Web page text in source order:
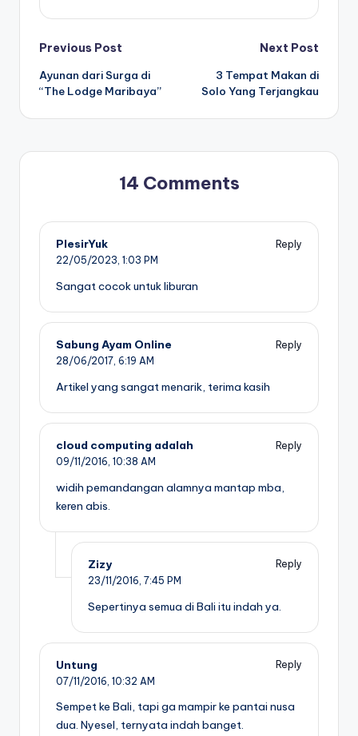
Post
navigation
Previous Post
Ayunan dari Surga di
“The Lodge Maribaya”
Next Post
3 Tempat Makan di
Solo Yang Terjangkau
14 Comments
PlesirYuk
Reply
22/05/2023, 1:03 PM
Sangat cocok untuk liburan
Sabung Ayam Online
Reply
28/06/2017, 6:19 AM
Artikel yang sangat menarik, terima kasih
cloud computing adalah
Reply
09/11/2016, 10:38 AM
widih pemandangan alamnya mantap mba,
keren abis.
Zizy
Reply
23/11/2016, 7:45 PM
Sepertinya semua di Bali itu indah ya.
Untung
Reply
07/11/2016, 10:32 AM
Sempet ke Bali, tapi ga mampir ke pantai nusa
dua. Nyesel, ternyata indah banget.